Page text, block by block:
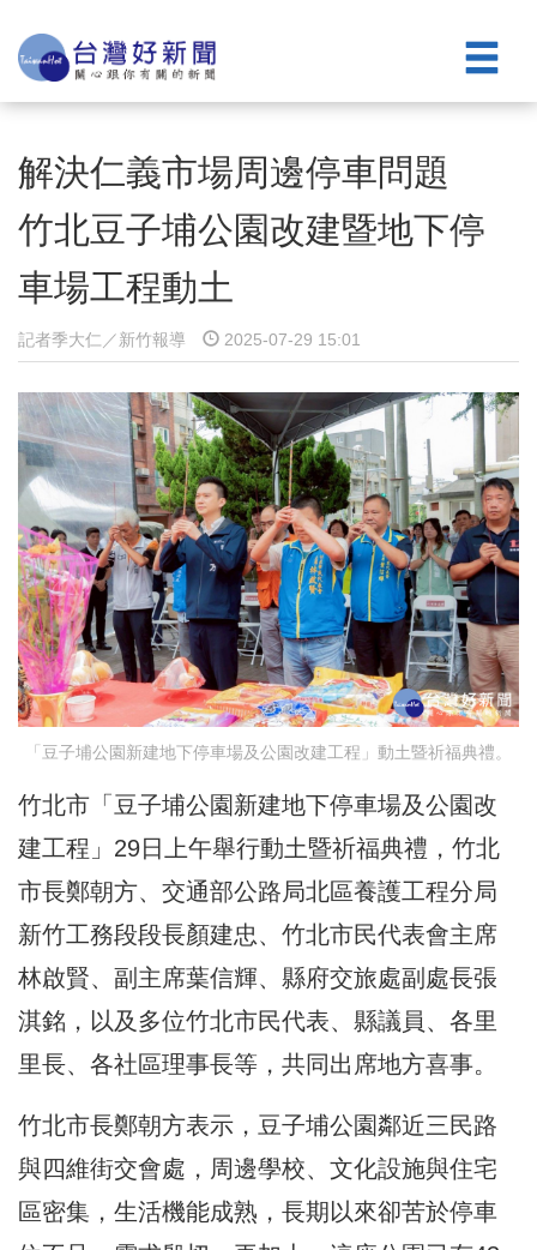
解決仁義市場周邊停車問題
竹北豆子埔公園改建暨地下停
車場工程動土
記者季大仁／新竹報導 2025-07-29 15:01
「豆子埔公園新建地下停車場及公園改建工程」動土暨祈福典禮。
竹北市「豆子埔公園新建地下停車場及公園改
建工程」29日上午舉行動土暨祈福典禮，竹北
市長鄭朝方、交通部公路局北區養護工程分局
新竹工務段段長顏建忠、竹北市民代表會主席
林啟賢、副主席葉信輝、縣府交旅處副處長張
淇銘，以及多位竹北市民代表、縣議員、各里
里長、各社區理事長等，共同出席地方喜事。
竹北市長鄭朝方表示，豆子埔公園鄰近三民路
與四維街交會處，周邊學校、文化設施與住宅
區密集，生活機能成熟，長期以來卻苦於停車